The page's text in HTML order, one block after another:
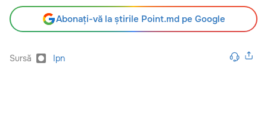
Abonați-vă la știrile Point.md pe Google
Sursă Ipn